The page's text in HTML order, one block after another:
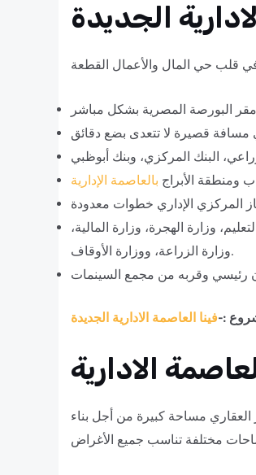
الجديدة
ومنطقة الأبراج بالعاصمة الإدارية
وزارة الهجرة، وزارة المالية،
وزارة الزراعة، ووزارة الأوقاف.
:-
الادارية